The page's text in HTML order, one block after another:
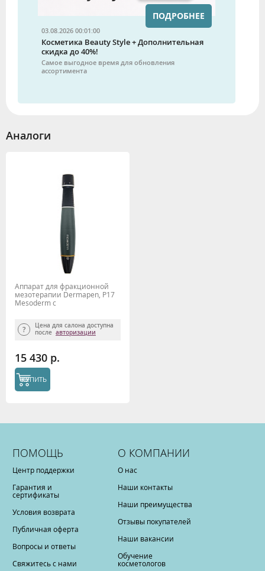
03.08.2026 00:01:00
Косметика Beauty Style + Дополнительная
скидка до 40%!
Самое выгодное время для обновления
ассортимента
ПОДРОБНЕЕ
Аналоги
Аппарат для фракционной
мезотерапии Dermapen, P17
Mesoderm c
Цена для салона доступна
после авторизации
15 430 р.
КУПИТЬ
ПОМОЩЬ
Центр поддержки
Гарантия и
сертификаты
Условия возврата
Публичная оферта
Вопросы и ответы
Свяжитесь с нами
О КОМПАНИИ
О нас
Наши контакты
Наши преимущества
Отзывы покупателей
Наши вакансии
Обучение
косметологов